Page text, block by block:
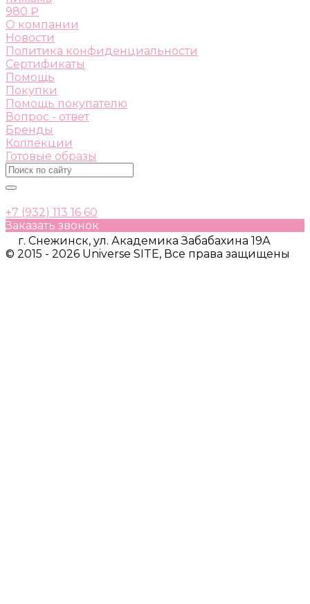
980 ₽
О компании
Новости
Политика конфиденциальности
Сертификаты
Помощь
Покупки
Помощь покупателю
Вопрос - ответ
Бренды
Коллекции
Готовые образы
+7 (932) 113 16 60
Заказать звонок
г. Снежинск, ул. Академика Забабахина 19А
© 2015 - 2026 Universe SITE, Все права защищены